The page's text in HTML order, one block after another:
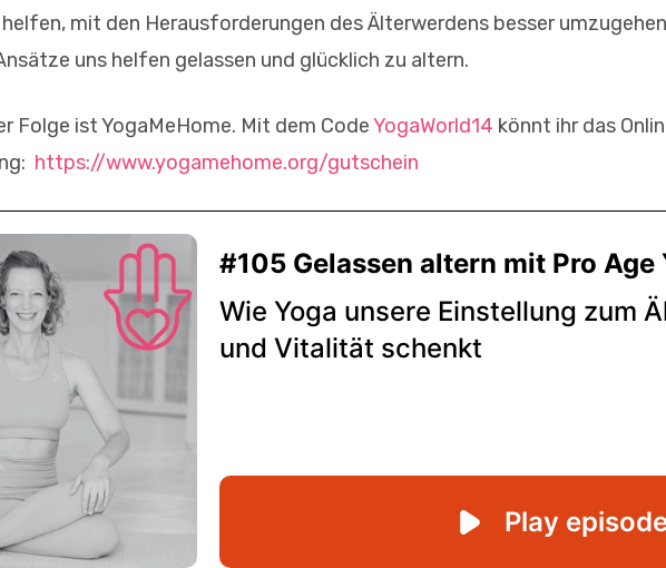
mit den Herausforderungen des Älterwerdens besser
uns helfen gelassen und glücklich zu altern.
Folge ist YogaMeHome. Mit dem CodeYogaWorld14 könnt ihr das
https://www.yogamehome.org/gutschein